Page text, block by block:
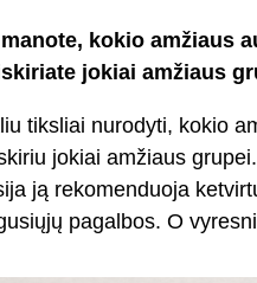
kokio amžiaus
jokiai amžiaus
tiksliai nurodyti, kokio
jokiai amžiaus
ją rekomenduoja
pagalbos. O